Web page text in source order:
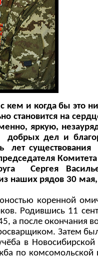
и когда бы это
становится на
яркую,
дел и
лет существования
Сергея
наших рядов 30
коренной
Родившись 11
а после окончания
Затем
в Новосибирской
по комсомольской